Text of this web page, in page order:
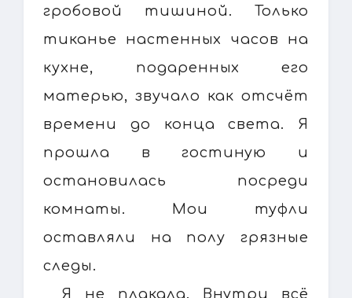
гробовой тишиной. Только
тиканье настенных часов на
кухне, подаренных его
матерью, звучало как отсчёт
времени до конца света. Я
прошла в гостиную и
остановилась посреди
комнаты. Мои туфли
оставляли на полу грязные
следы.
Я не плакала. Внутри всё